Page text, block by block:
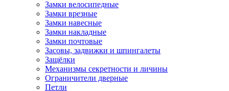
Замки велосипедные
Замки врезные
Замки навесные
Замки накладные
Замки почтовые
Засовы, задвижки и шпингалеты
Защёлки
Механизмы секретности и личины
Ограничители дверные
Петли